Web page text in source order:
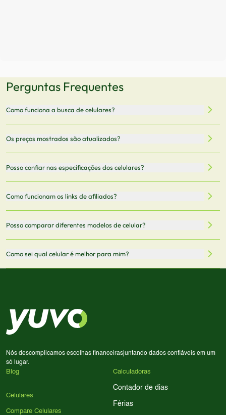
Perguntas Frequentes
Como funciona a busca de celulares?
armazenamento, memória RAM, bateria e conectividade
5G.
Os preços mostrados são atualizados?
vendedor antes de finalizar sua compra.
Posso confiar nas especificações dos celulares?
informações mais recentes de cada modelo.
Como funcionam os links de afiliados?
comissão sem custo adicional para você.
Posso comparar diferentes modelos de celular?
Sim! Você pode selecionar até 3 celulares para comparar
Como sei qual celular é melhor para mim?
processador e bateria são essenciais. Use nossos filtros
para encontrar o celular ideal.
Nós descomplicamos escolhas financeirasjuntando dados confiáveis em um
só lugar.
Blog
Celulares
Compare Celulares
Calculadoras
Contador de dias
Férias